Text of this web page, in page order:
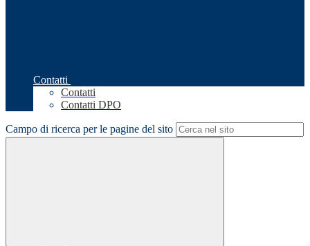
Contatti
Contatti
Contatti DPO
Campo di ricerca per le pagine del sito